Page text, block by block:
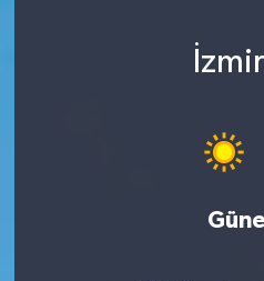
İzmir